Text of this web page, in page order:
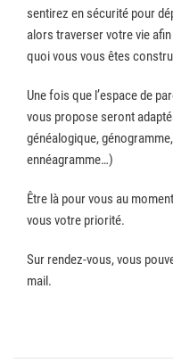
sentirez en sécurité pour
alors traverser votre vie
quoi vous vous êtes
Une fois que l’espace de
vous propose seront
généalogique,
ennéagramme…)
Être là pour vous au
vous votre priorité.
Sur rendez-vous, vous
mail.